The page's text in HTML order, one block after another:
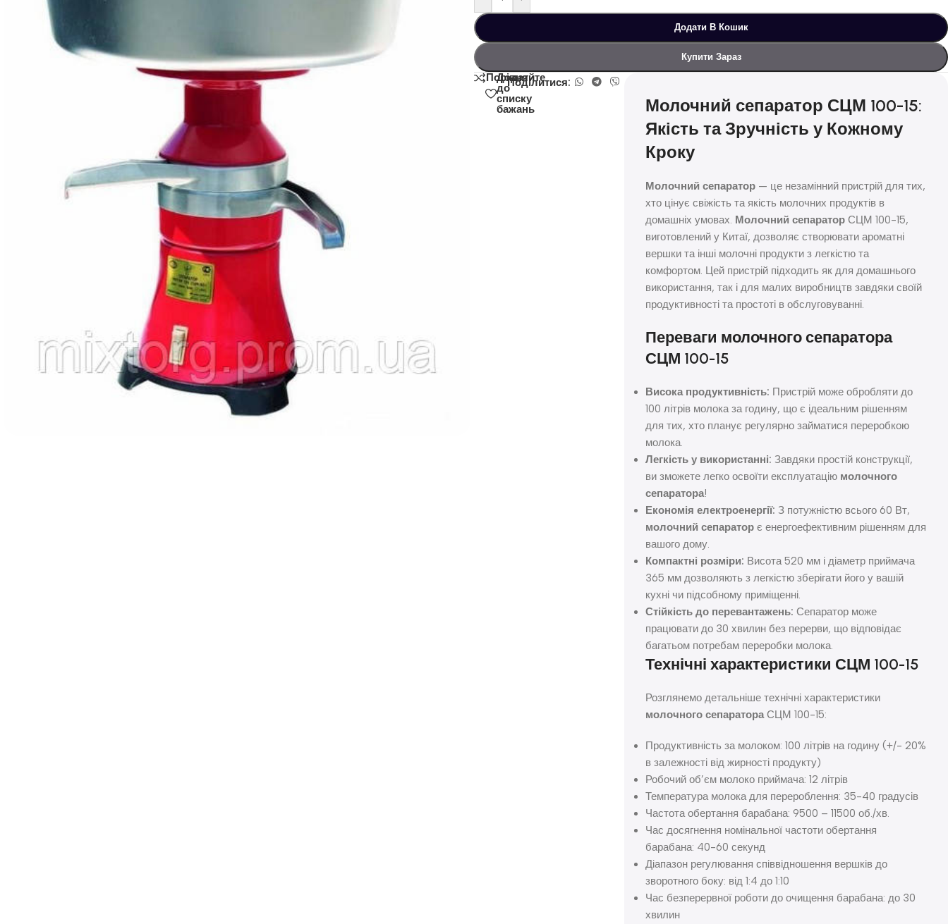
Додати В Кошик
Купити Зараз
Порівняйте
Додати
до
списку
бажань
Поділитися:
Молочний сепаратор СЦМ 100-15:
Якість та Зручність у Кожному
Кроку
Молочний сепаратор — це незамінний пристрій для тих,
хто цінує свіжість та якість молочних продуктів в
домашніх умовах. Молочний сепаратор СЦМ 100-15,
виготовлений у Китаї, дозволяє створювати ароматні
вершки та інші молочні продукти з легкістю та
комфортом. Цей пристрій підходить як для домашнього
використання, так і для малих виробництв завдяки своїй
продуктивності та простоті в обслуговуванні.
Переваги молочного сепаратора
СЦМ 100-15
Висока продуктивність: Пристрій може обробляти до
100 літрів молока за годину, що є ідеальним рішенням
для тих, хто планує регулярно займатися переробкою
молока.
Легкість у використанні: Завдяки простій конструкції,
ви зможете легко освоїти експлуатацію молочного
сепаратора!
Економія електроенергії: З потужністю всього 60 Вт,
молочний сепаратор є енергоефективним рішенням для
вашого дому.
Компактні розміри: Висота 520 мм і діаметр приймача
365 мм дозволяють з легкістю зберігати його у вашій
кухні чи підсобному приміщенні.
Стійкість до перевантажень: Сепаратор може
працювати до 30 хвилин без перерви, що відповідає
багатьом потребам переробки молока.
Технічні характеристики СЦМ 100-15
Розглянемо детальніше технічні характеристики
молочного сепаратора СЦМ 100-15:
Продуктивність за молоком: 100 літрів на годину (+/- 20%
в залежності від жирності продукту)
Робочий об’єм молоко приймача: 12 літрів
Температура молока для перероблення: 35-40 градусів
Частота обертання барабана: 9500 – 11500 об./хв.
Час досягнення номінальної частоти обертання
барабана: 40-60 секунд
Діапазон регулювання співвідношення вершків до
зворотного боку: від 1:4 до 1:10
Час безперервної роботи до очищення барабана: до 30
хвилин